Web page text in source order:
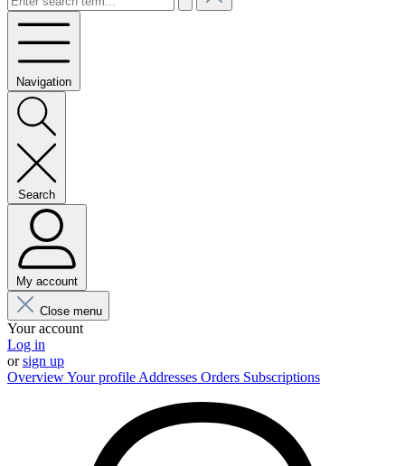
Navigation
Search
My account
Close menu
Your account
Log in
orsign up
OverviewYour profile Addresses Orders Subscriptions